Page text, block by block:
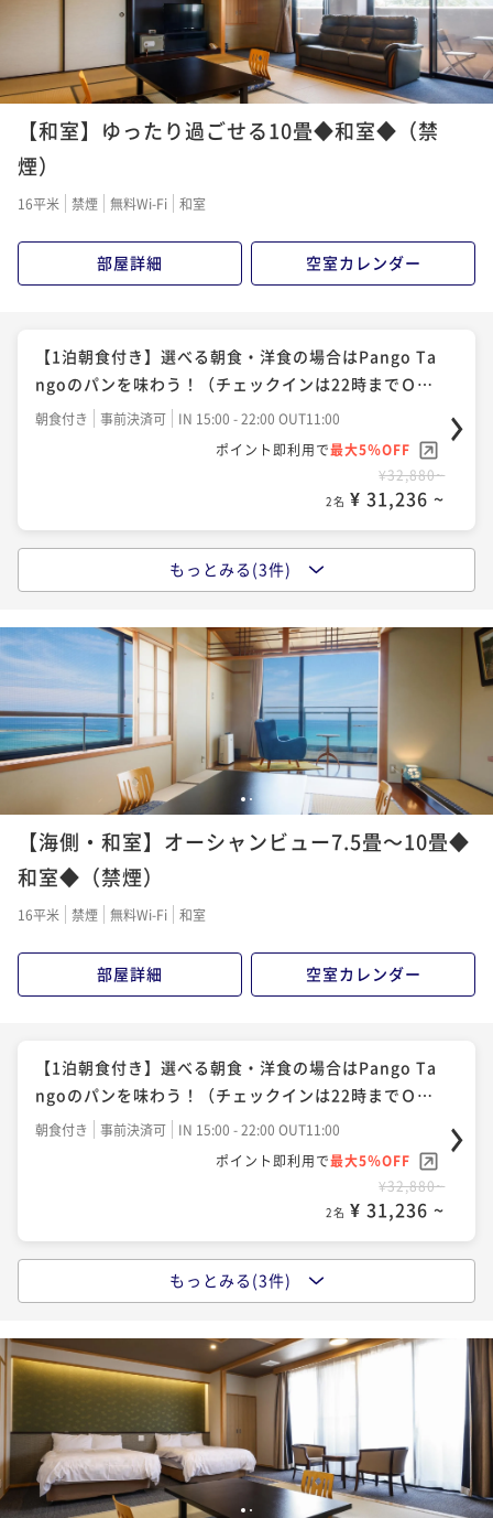
【和室】ゆったり過ごせる10畳◆和室◆（禁
煙）
16平米 禁煙 無料Wi-Fi 和室
部屋詳細 空室カレンダー
【1泊朝食付き】選べる朝食・洋食の場合はPango Ta
ngoのパンを味わう！（チェックインは22時までＯ
Ｋ）
朝食付き 事前決済可
IN 15:00 - 22:00 OUT11:00
ポイント即利用で最大5％OFF
¥32,880~
2名 ¥ 31,236 ~
【秋・茜会席】栗ご飯やきのこの土瓶蒸し、郷土料理
二食付き 事前決済可
IN 15:00 - 18:00 OUT11:00
ポイント即利用で
2名 ¥ 42,047 ~
【秋・暁会席】料理長厳選の秋の特選食材◆甘鯛や但
馬牛・松茸のすき焼きや松茸ご飯など、秋の味覚を堪
能！
二食付き 事前決済可
二食付き 事前決済可
IN 15:00 - 18:00 OUT11:00
2名 ¥ 144,210 ~
もっとみる(3件)
1 2
【海側・和室】オーシャンビュー7.5畳～10畳◆
和室◆（禁煙）
16平米 禁煙 無料Wi-Fi 和室
部屋詳細 空室カレンダー
【1泊朝食付き】選べる朝食・洋食の場合はPango Ta
ngoのパンを味わう！（チェックインは22時までＯ
Ｋ）
朝食付き 事前決済可
IN 15:00 - 22:00 OUT11:00
ポイント即利用で最大5％OFF
¥32,880~
2名 ¥ 31,236 ~
【秋・茜会席】栗ご飯やきのこの土瓶蒸し、郷土料理
二食付き 事前決済可
IN 15:00 - 18:00 OUT11:00
ポイント即利用で
¥ 42,047 ~
【秋・暁会席】料理長厳選の秋の特選食材◆甘鯛や但
もっとみる(3件)
1 2